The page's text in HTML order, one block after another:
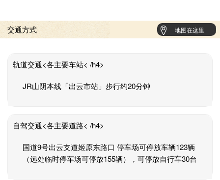
交通方式 地图在这里
轨道交通<各主要车站< /h4>
JR山阴本线「出云市站」步行约20分钟
自驾交通<各主要道路< /h4>
国道9号出云支道姬原东路口 停车场可停放车辆123辆
（远处临时停车场可停放155辆），可停放自行车30台